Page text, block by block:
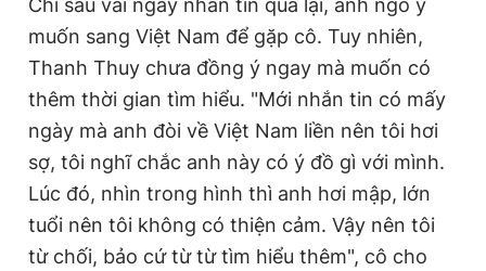
Chỉ sau vài ngày nhắn tin qua lại, anh ngỏ ý
muốn sang Việt Nam để gặp cô. Tuy nhiên,
Thanh Thuy chưa đồng ý ngay mà muốn có
thêm thời gian tìm hiểu. "Mới nhắn tin có mấy
ngày mà anh đòi về Việt Nam liền nên tôi hơi
sợ, tôi nghĩ chắc anh này có ý đồ gì với mình.
Lúc đó, nhìn trong hình thì anh hơi mập, lớn
tuổi nên tôi không có thiện cảm. Vậy nên tôi
từ chối, bảo cứ từ từ tìm hiểu thêm", cô cho